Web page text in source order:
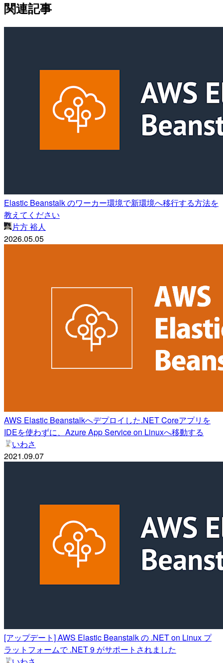
関連記事
Elastic Beanstalk のワーカー環境で新環境へ移行する方法を
教えてください
片方 裕人
2026.05.05
AWS Elastic Beanstalkへデプロイした.NET Coreアプリを
IDEを使わずに、Azure App Service on Linuxへ移動する
いわさ
2021.09.07
[アップデート] AWS Elastic Beanstalk の .NET on Linux プ
ラットフォームで .NET 9 がサポートされました